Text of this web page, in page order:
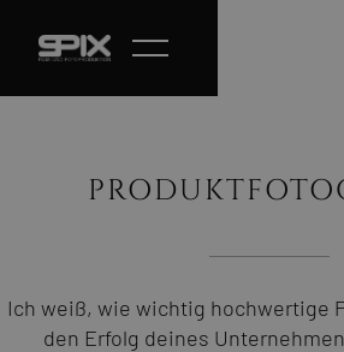
Ich weiß, wie wichtig hochwertige
den Erfolg deines